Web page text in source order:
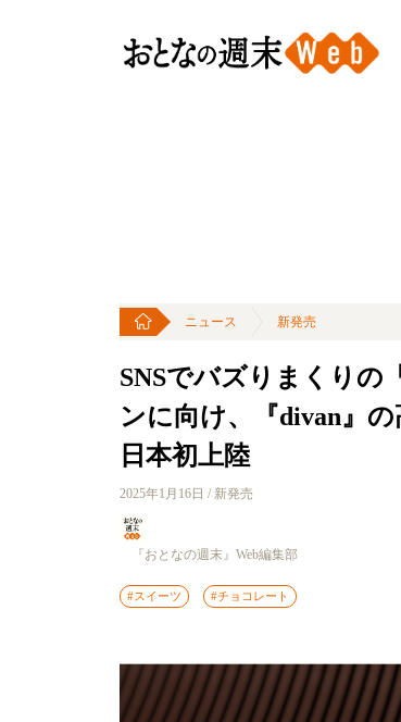
ニュース 新発売
SNSでバズりまくり
ンに向け、『divan』
日本初上陸
2025年1月16日 / 新発売
『おとなの週末』Web編集部
#スイーツ #チョコレート